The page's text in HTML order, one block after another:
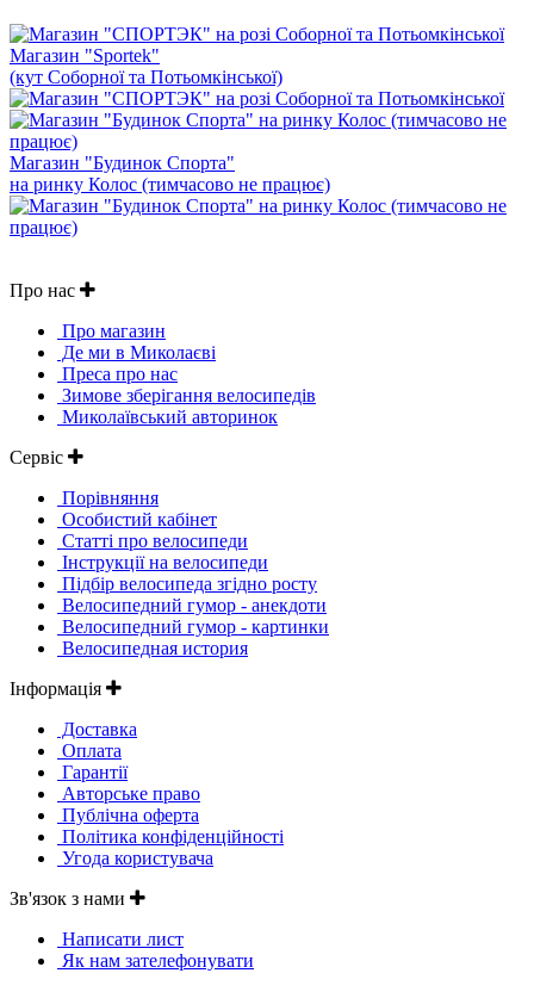
Магазин "Sportek"
(кут Соборної та Потьомкінської)
Магазин "Будинок Спорта"
на ринку Колос (тимчасово не працює)
Про нас
Про магазин
Де ми в Миколаєві
Преса про нас
Зимове зберігання велосипедів
Миколаївський авторинок
Сервіс
Порівняння
Особистий кабінет
Статті про велосипеди
Інструкції на велосипеди
Підбір велосипеда згідно росту
Велосипедний гумор - анекдоти
Велосипедний гумор - картинки
Велосипедная история
Інформація
Доставка
Оплата
Гарантії
Авторське право
Публічна оферта
Політика конфіденційності
Угода користувача
Зв'язок з нами
Написати лист
Як нам зателефонувати